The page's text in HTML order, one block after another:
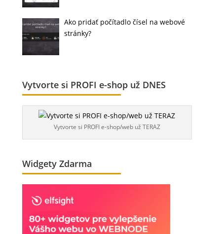
Ako pridať počítadlo čísel na webové
stránky?
Vytvorte si PROFI e-shop už DNES
Vytvorte si PROFI e-shop/web už TERAZ
Widgety Zdarma